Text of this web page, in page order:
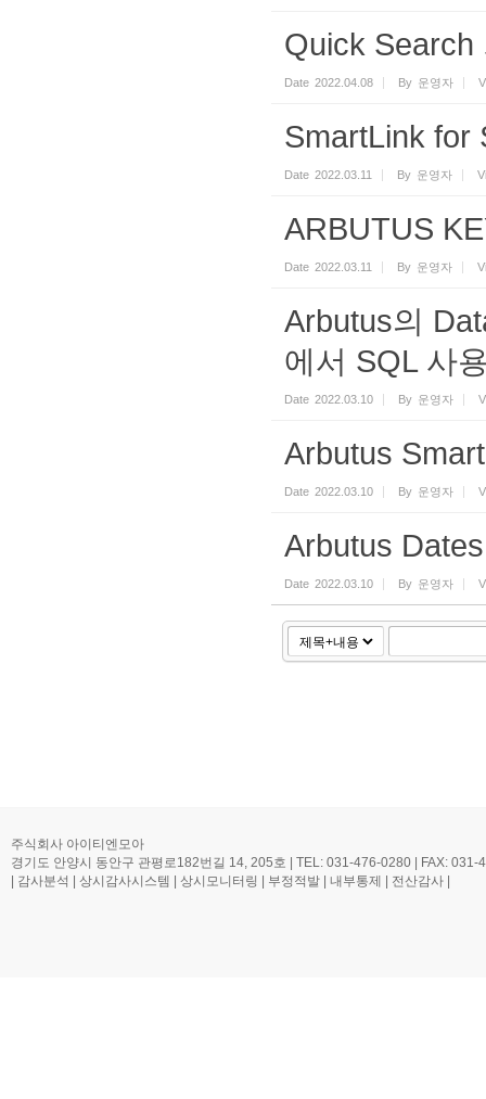
Quick Search
Date 2022.04.08 By 운영자
SmartLink for
Date 2022.03.11 By 운영자
ARBUTUS
Date 2022.03.11 By 운영자
Arbutus의
에서 SQL 사
Date 2022.03.10 By 운영자
Arbutus
Date 2022.03.10 By 운영자
Arbutus
Date 2022.03.10 By 운영자
주식회사 아이티엔모아
경기도 안양시 동안구 관평로182번길 14, 205호 | TEL: 031-476-0280 | FAX:
| 감사분석 | 상시감사시스템 | 상시모니터링 | 부정적발 | 내부통제 | 전산감사 |